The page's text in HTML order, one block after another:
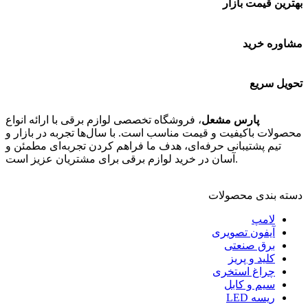
بهترین قیمت بازار
مشاوره خرید
تحویل سریع
پارس مشعل، فروشگاه تخصصی لوازم برقی با ارائه انواع
محصولات باکیفیت و قیمت مناسب است. با سال‌ها تجربه در بازار و
تیم پشتیبانی حرفه‌ای، هدف ما فراهم کردن تجربه‌ای مطمئن و
آسان در خرید لوازم برقی برای مشتریان عزیز است.
دسته بندی محصولات
لامپ
آیفون تصویری
برق صنعتی
کلید و پریز
چراغ استخری
سیم و کابل
ریسه LED